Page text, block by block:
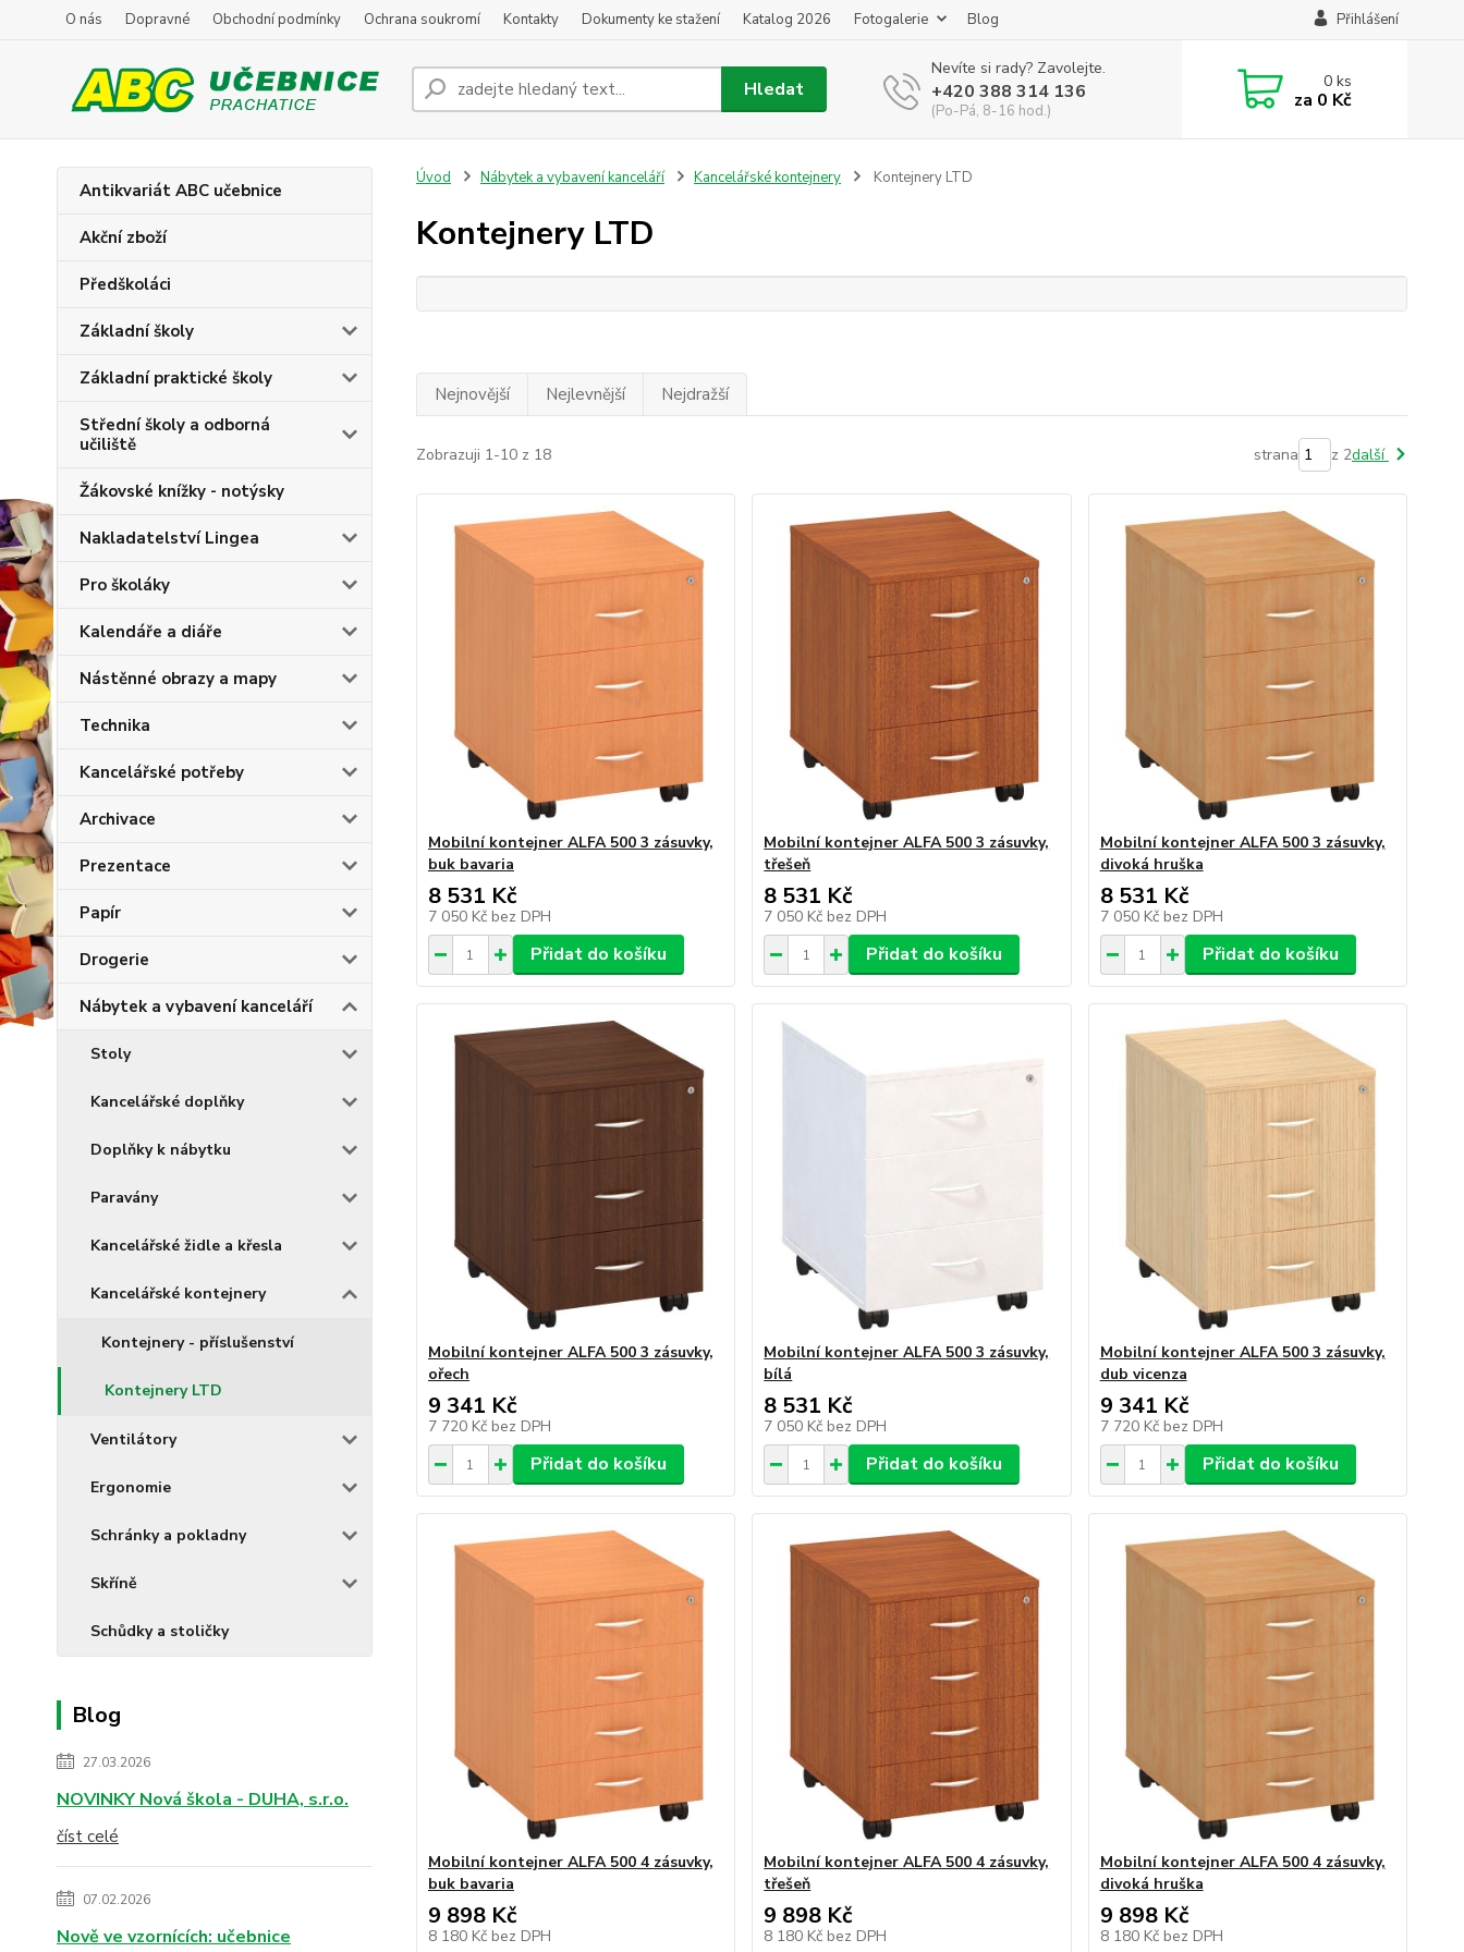
O nás Dopravné Obchodní podmínky Ochrana soukromí Kontakty Dokumenty ke stažení Katalog 2026 Fotogalerie Blog Přihlášení
Hledat
Nevíte si rady? Zavolejte.
+420 388 314 136
(Po-Pá, 8-16 hod.)
0ks
za 0 Kč
Antikvariát ABC učebnice
Akční zboží
Předškoláci
Základní školy
Základní praktické školy
Střední školy a odborná
učiliště
Žákovské knížky - notýsky
Nakladatelství Lingea
Pro školáky
Kalendáře a diáře
Nástěnné obrazy a mapy
Technika
Kancelářské potřeby
Archivace
Prezentace
Papír
Drogerie
Nábytek a vybavení kanceláří
Stoly
Kancelářské doplňky
Doplňky k nábytku
Paravány
Kancelářské židle a křesla
Kancelářské kontejnery
Kontejnery - příslušenství
Kontejnery LTD
Ventilátory
Ergonomie
Schránky a pokladny
Skříně
Schůdky a stoličky
Blog
27.03.2026
NOVINKY Nová škola - DUHA, s.r.o.
číst celé
07.02.2026
Nově ve vzornících: učebnice
Úvod Nábytek a vybavení kanceláří Kancelářské kontejnery Kontejnery LTD
Kontejnery LTD
Nejnovější Nejlevnější Nejdražší
Zobrazuji 1-10 z 18 strana z 2další
Mobilní kontejner ALFA 500 3 zásuvky,
buk bavaria
8 531 Kč
7 050 Kč bez DPH
Přidat do košíku
Mobilní kontejner ALFA 500 3 zásuvky,
třešeň
8 531 Kč
7 050 Kč bez DPH
Přidat do košíku
Mobilní kontejner ALFA 500 3 zásuvky,
divoká hruška
8 531 Kč
7 050 Kč bez DPH
Přidat do košíku
Mobilní kontejner ALFA 500 3 zásuvky,
ořech
9 341 Kč
7 720 Kč bez DPH
Přidat do košíku
Mobilní kontejner ALFA 500 3 zásuvky,
bílá
8 531 Kč
7 050 Kč bez DPH
Přidat do košíku
Mobilní kontejner ALFA 500 3 zásuvky,
dub vicenza
9 341 Kč
7 720 Kč bez DPH
Přidat do košíku
Mobilní kontejner ALFA 500 4 zásuvky,
buk bavaria
9 898 Kč
8 180 Kč bez DPH
Mobilní kontejner ALFA 500 4 zásuvky,
třešeň
9 898 Kč
8 180 Kč bez DPH
Mobilní kontejner ALFA 500 4 zásuvky,
divoká hruška
9 898 Kč
8 180 Kč bez DPH